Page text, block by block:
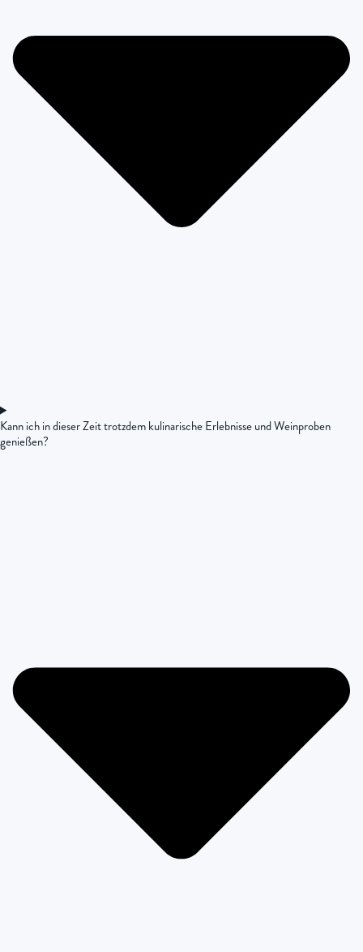
Kann ich in dieser Zeit trotzdem kulinarische Erlebnisse und Weinproben
genießen?